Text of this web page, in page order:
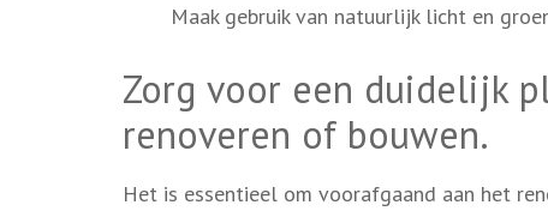
Maak gebruik van natuurlijk licht en
Zorg voor een duidelijk
renoveren of bouwen.
Het is essentieel om voorafgaand aan het